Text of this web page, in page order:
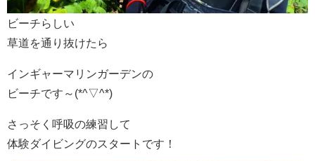
ビーチらしい
草道を通り抜けたら
インギャーマリンガーデンの
ビーチです～(*^▽^*)
さっそく呼吸の練習して
体験ダイビングのスタートです！